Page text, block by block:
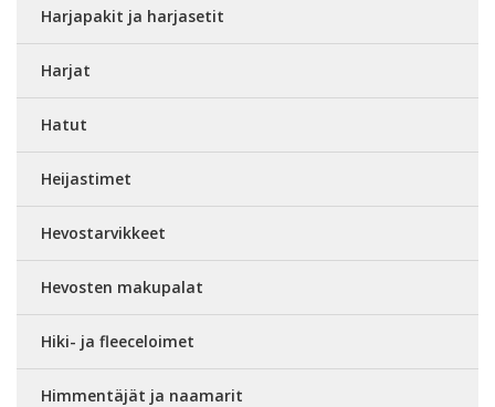
Harjapakit ja harjasetit
Harjat
Hatut
Heijastimet
Hevostarvikkeet
Hevosten makupalat
Hiki- ja fleeceloimet
Himmentäjät ja naamarit